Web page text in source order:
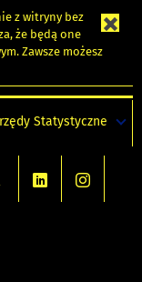
z witryny bez
że będą one
Zawsze możesz
Statystyczne